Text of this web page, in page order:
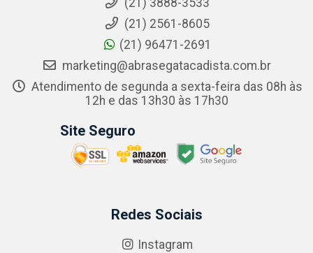
(21) 2561-8605
(21) 96471-2691
marketing@abrasegatacadista.com.br
Atendimento de segunda a sexta-feira das 08h às
12h e das 13h30 às 17h30
Site Seguro
Redes Sociais
Instagram